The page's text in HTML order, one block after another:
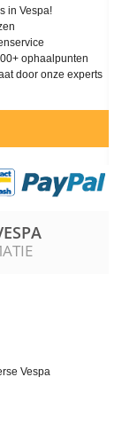
in Vespa!
ophaalpunten
door onze experts
Vespa